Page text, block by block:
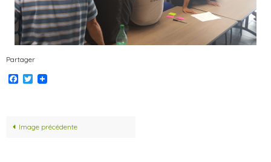
Partager
Facebook
Twitter
Image précédente